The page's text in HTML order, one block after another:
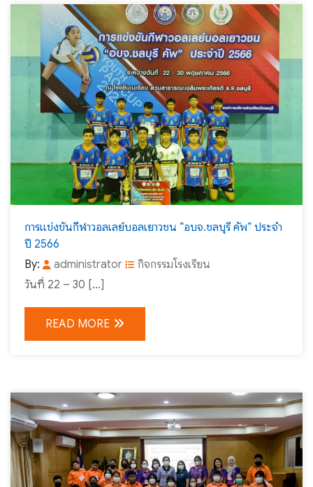
การแข่งขันกีฬาวอลเลย์บอลเยาวชน “อบจ.ชลบุรี คัพ” ประจำ
ปี 2566
By:
administrator
กิจกรรมโรงเรียน
วันที่ 22 – 30 […]
READ MORE